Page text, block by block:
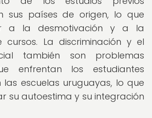
sus países de origen, lo que
a la desmotivación y a la
cursos. La discriminación y el
también son problemas
enfrentan los estudiantes
las escuelas uruguayas, lo que
su autoestima y su integración